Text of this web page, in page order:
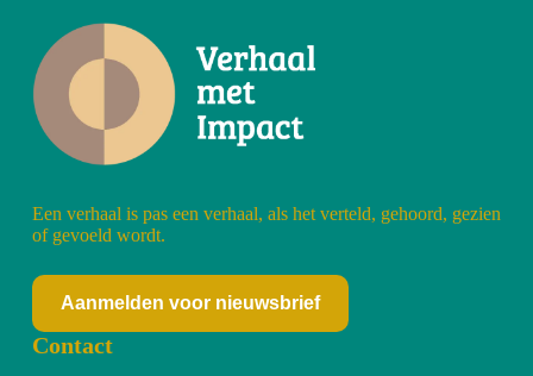
Een verhaal is pas een verhaal, als het verteld, gehoord, gezien
of gevoeld wordt.
Aanmelden voor nieuwsbrief
Contact